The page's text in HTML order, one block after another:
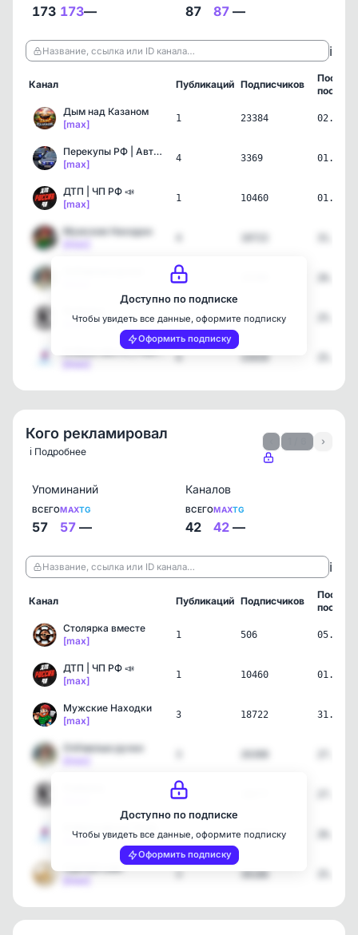
173 173— 87 87 —
Название, ссылка или ID канала… ℹ️
Канал Публикаций Подписчиков
пост
Дым над Казаном
[max]
1 23384
Перекупы РФ | Авторынок
[max]
4 3369
ДТП | ЧП РФ 📣
[max]
1 10460
Мужские Находки
4
[max]
4 10277
Клёвое место | Рыбалка
4 33939
Доступно по подписке
Чтобы увидеть все данные, оформите подписку
Оформить подписку
Кого рекламировал
ℹ️ Подробнее
›
Упоминаний
ВСЕГО
57
MAX
57
TG
—
Каналов
ВСЕГО
42
MAX
42
TG
—
Название, ссылка или ID канала… ℹ️
Канал Публикаций Подписчиков
пост
Столярка вместе
[max]
1 506
ДТП | ЧП РФ 📣
[max]
1 10460
Мужские Находки
[max]
3 18722
ОчУмелые ручки
[max]
3
[max]
3 33939
Сделай сам!
3 30186
Доступно по подписке
Чтобы увидеть все данные, оформите подписку
Оформить подписку